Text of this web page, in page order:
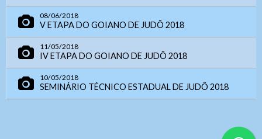
08/06/2018
V ETAPA DO GOIANO DE JUDÔ 2018
11/05/2018
IV ETAPA DO GOIANO DE JUDÔ 2018
10/05/2018
SEMINÁRIO TÉCNICO ESTADUAL DE JUDÔ 2018
Enviar
Arquivos
Enviar